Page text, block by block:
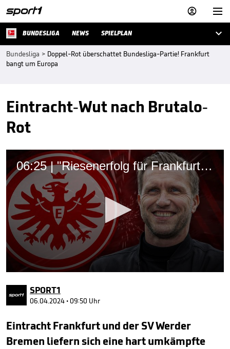


BUNDESLIGA NEWS SPIELPLAN 
Bundesliga > Doppel-Rot überschattet Bundesliga-Partie! Frankfurt
bangt um Europa
Eintracht-Wut nach Brutalo-
Rot
06:25 | "Riesenerfolg für Frankfurt, so einen Mann halten zu können"
seconds
of
minutes,
seconds
SPORT1
06.04.2024 • 09:50 Uhr
Eintracht Frankfurt und der SV Werder
Bremen liefern sich eine hart umkämpfte